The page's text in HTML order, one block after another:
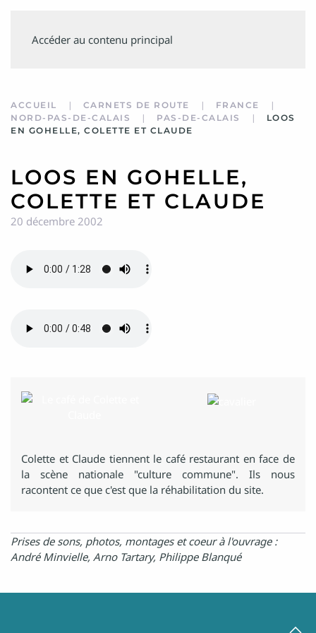
Accéder au contenu principal
MINVIELLE
ACCUEIL CARNETS DE ROUTE
FRANCE
NORD-PAS-DE-CALAIS
PAS-DE-CALAIS
LOOS
EN GOHELLE, COLETTE ET CLAUDE
LOOS EN GOHELLE,
COLETTE ET CLAUDE
20 décembre 2002
Colette et Claude tiennent le café restaurant en face de
la scène nationale "culture commune". Ils nous
racontent ce que c'est que la réhabilitation du site.
Prises de sons, photos, montages et coeur à l'ouvrage :
André Minvielle, Arno Tartary, Philippe Blanqué